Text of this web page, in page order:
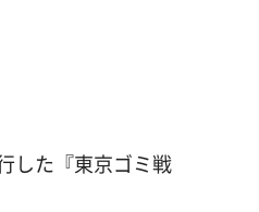
した『東京ゴミ戦